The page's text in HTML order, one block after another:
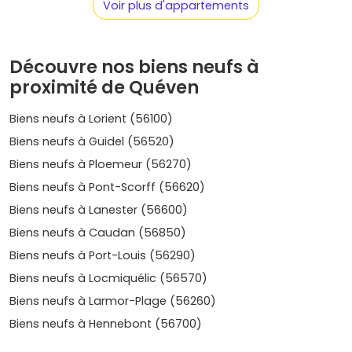
cherchent un bon équilibre entrequalité de vie
rentabilité locative
Où acheter ? Quartiers et secteurs à
suivre
Selon ton profil et tes priorités, plusieurs secteurs méritent
Centre-bourg: pratique pour tout faire à pied, idéal
si tu veux une adresse centrale et des résidences
neuves bien desservies.Prix moyen
neuf:4 200 à 5 000 €/m²selon prestations.
Val Quéven – secteur du golf
paysager, esprit résidentiel premium, espaces
extérieurs recherchés. Compte en moyenne
200 €/m²pour des programmes bien positionnés.
Voir plus d'appartements
Découvre nos biens neufs à
proximité de Quéven
Biens neufs à Lorient (56100)
Biens neufs à Guidel (56520)
Biens neufs à Ploemeur (56270)
Biens neufs à Pont-Scorff (56620)
Biens neufs à Lanester (56600)
Biens neufs à Caudan (56850)
Biens neufs à Port-Louis (56290)
Biens neufs à Locmiquélic (56570)
Biens neufs à Larmor-Plage (56260)
Biens neufs à Hennebont (56700)